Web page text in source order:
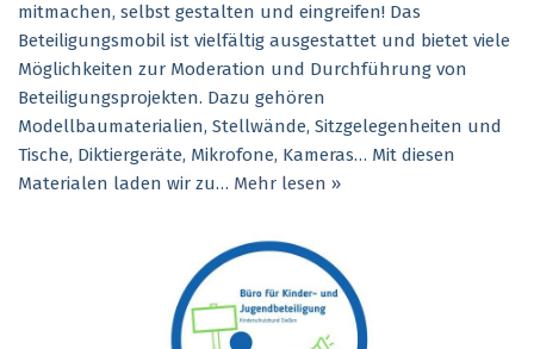
mitmachen, selbst gestalten und eingreifen! Das
Beteiligungsmobil ist vielfältig ausgestattet und bietet viele
Möglichkeiten zur Moderation und Durchführung von
Beteiligungsprojekten. Dazu gehören
Modellbaumaterialien, Stellwände, Sitzgelegenheiten und
Tische, Diktiergeräte, Mikrofone, Kameras… Mit diesen
Materialen laden wir zu… Mehr lesen »